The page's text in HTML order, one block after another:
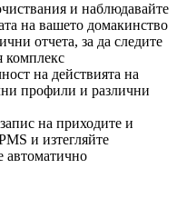
и наблюдавайте
на вашето домакинство
отчета, за да следите
комплекс
на действията на
профили и различни
на приходите и
и изтегляйте
автоматично